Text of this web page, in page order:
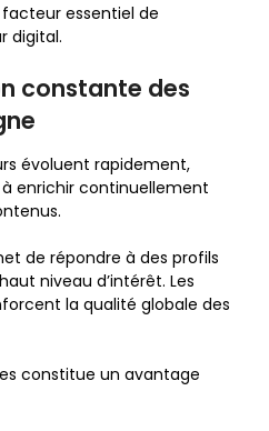
essentiel de
digital.
constante des
évoluent rapidement,
enrichir continuellement
de répondre à des profils
niveau d’intérêt. Les
la qualité globale des
constitue un avantage